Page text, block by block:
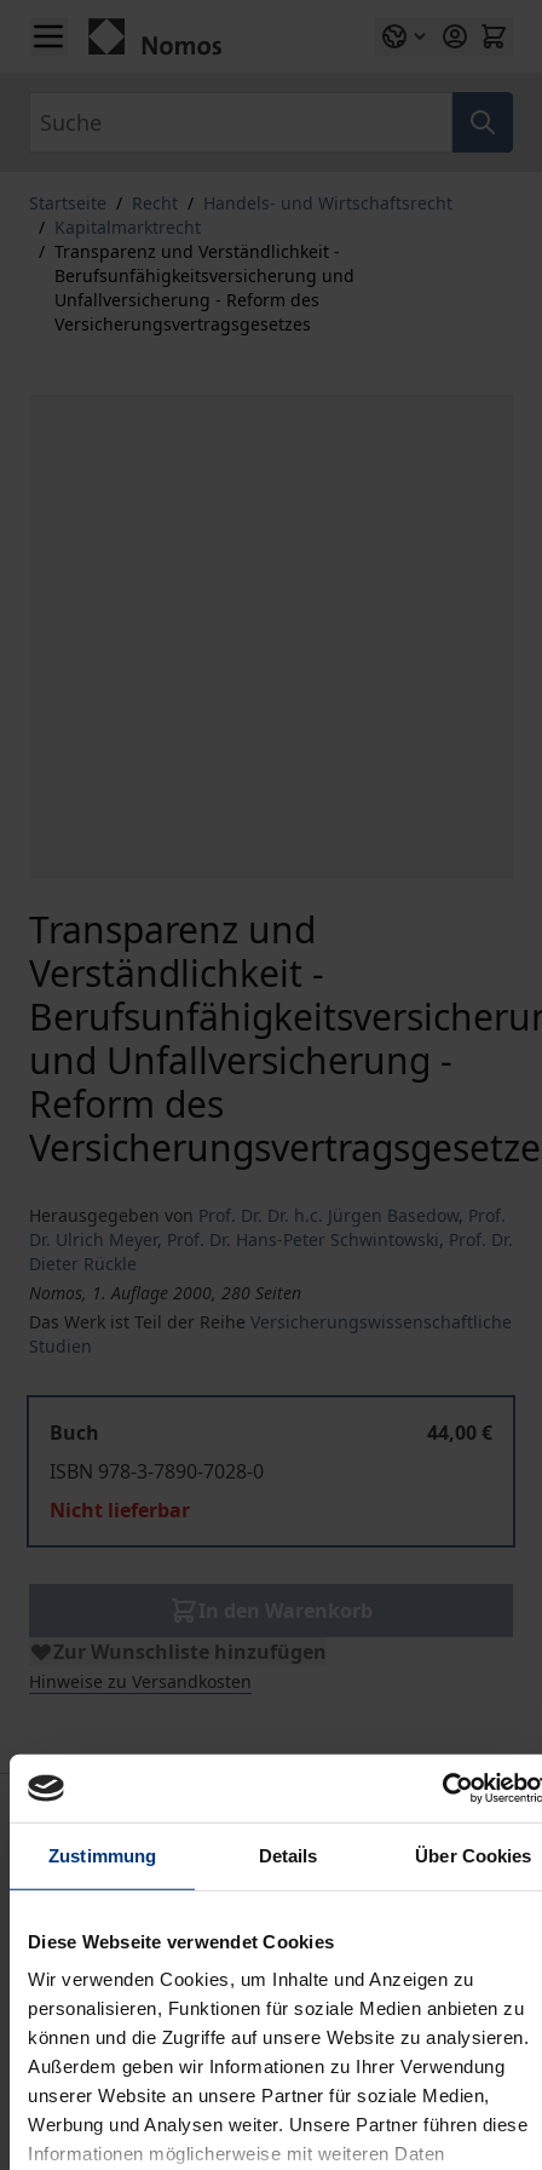
Zustimmung Details Über Cookies
Diese Webseite verwendet Cookies
Wir verwenden Cookies, um Inhalte und Anzeigen zu
personalisieren, Funktionen für soziale Medien anbieten zu
können und die Zugriffe auf unsere Website zu analysieren.
Außerdem geben wir Informationen zu Ihrer Verwendung
unserer Website an unsere Partner für soziale Medien,
Werbung und Analysen weiter. Unsere Partner führen diese
Informationen möglicherweise mit weiteren Daten
Zum Inhalt springen
Startseite / Recht / Handels- und Wirtschaftsrecht
/ Kapitalmarktrecht
/ Transparenz und Verständlichkeit -
Berufsunfähigkeitsversicherung und
Unfallversicherung - Reform des
Versicherungsvertragsgesetzes
Transparenz und
Verständlichkeit -
und Unfallversicherung -
Reform des
Herausgegeben von Prof. Dr. Dr. h.c. Jürgen Basedow, Prof.
Dr. Ulrich Meyer, Prof. Dr. Hans-Peter Schwintowski, Prof. Dr.
Dieter Rückle
Nomos, 1. Auflage 2000, 280 Seiten
Das Werk ist Teil der Reihe Versicherungswissenschaftliche
Studien
Buch
44,00 €
ISBN 978-3-7890-7028-0
Nicht lieferbar
Zur Wunschliste hinzufügen
Hinweise zu Versandkosten
Beschreibung
Verständlichkeit – vor allem in Hinblick auf die
allgemeinen Versicherungsbedingungen. Die
Veröffentlichung der Referate und
Diskussionsberichte soll der Debatte um die Reform
des Versicherungsrechts neue Anstöße geben.
In den Beiträgen geht es zunächst um Transparenz
als Prinzip des Versicherungsvertragsrechts